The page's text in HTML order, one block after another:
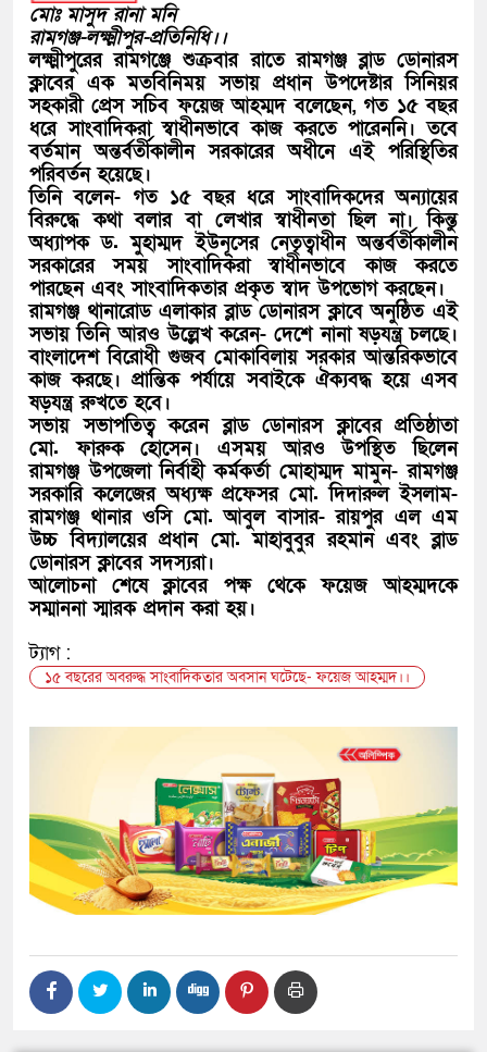
মোঃ মাসুদ রানা মনি
রামগঞ্জ-লক্ষ্মীপুর-প্রতিনিধি।।
লক্ষ্মীপুরের রামগঞ্জে শুক্রবার রাতে রামগঞ্জ ব্লাড ডোনারস
ক্লাবের এক মতবিনিময় সভায় প্রধান উপদেষ্টার সিনিয়র
সহকারী প্রেস সচিব ফয়েজ আহম্মদ বলেছেন, গত ১৫ বছর
ধরে সাংবাদিকরা স্বাধীনভাবে কাজ করতে পারেননি। তবে
বর্তমান অন্তর্বর্তীকালীন সরকারের অধীনে এই পরিস্থিতির
পরিবর্তন হয়েছে।
তিনি বলেন- গত ১৫ বছর ধরে সাংবাদিকদের অন্যায়ের
বিরুদ্ধে কথা বলার বা লেখার স্বাধীনতা ছিল না। কিন্তু
অধ্যাপক ড. মুহাম্মদ ইউনূসের নেতৃত্বাধীন অন্তর্বর্তীকালীন
সরকারের সময় সাংবাদিকরা স্বাধীনভাবে কাজ করতে
পারছেন এবং সাংবাদিকতার প্রকৃত স্বাদ উপভোগ করছেন।
রামগঞ্জ থানারোড এলাকার ব্লাড ডোনারস ক্লাবে অনুষ্ঠিত এই
সভায় তিনি আরও উল্লেখ করেন- দেশে নানা ষড়যন্ত্র চলছে।
বাংলাদেশ বিরোধী গুজব মোকাবিলায় সরকার আন্তরিকভাবে
কাজ করছে। প্রান্তিক পর্যায়ে সবাইকে ঐক্যবদ্ধ হয়ে এসব
ষড়যন্ত্র রুখতে হবে।
সভায় সভাপতিত্ব করেন ব্লাড ডোনারস ক্লাবের প্রতিষ্ঠাতা
মো. ফারুক হোসেন। এসময় আরও উপস্থিত ছিলেন
রামগঞ্জ উপজেলা নির্বাহী কর্মকর্তা মোহাম্মদ মামুন- রামগঞ্জ
সরকারি কলেজের অধ্যক্ষ প্রফেসর মো. দিদারুল ইসলাম-
রামগঞ্জ থানার ওসি মো. আবুল বাসার- রায়পুর এল এম
উচ্চ বিদ্যালয়ের প্রধান মো. মাহাবুবুর রহমান এবং ব্লাড
ডোনারস ক্লাবের সদস্যরা।
আলোচনা শেষে ক্লাবের পক্ষ থেকে ফয়েজ আহম্মদকে
সম্মাননা স্মারক প্রদান করা হয়।
ট্যাগ :
১৫ বছরের অবরুদ্ধ সাংবাদিকতার অবসান ঘটেছে- ফয়েজ আহম্মদ।।